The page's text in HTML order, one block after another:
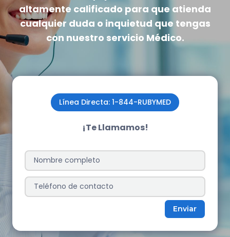
altamente calificado para que atienda
cualquier duda o inquietud que tengas
con nuestro servicio Médico.
Línea Directa: 1-844-RUBYMED
¡Te Llamamos!
Enviar